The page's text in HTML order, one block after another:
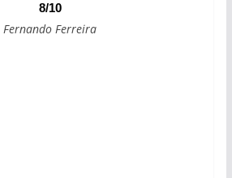
8/10
Fernando Ferreira